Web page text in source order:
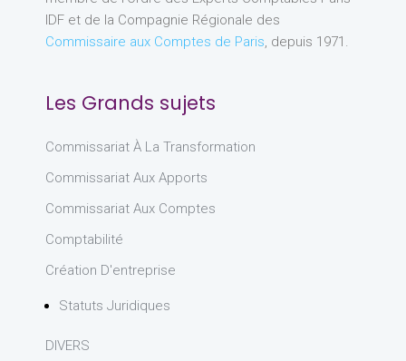
IDF et de la Compagnie Régionale des
Commissaire aux Comptes de Paris, depuis 1971.
Les Grands sujets
Commissariat À La Transformation
Commissariat Aux Apports
Commissariat Aux Comptes
Comptabilité
Création D'entreprise
Statuts Juridiques
DIVERS